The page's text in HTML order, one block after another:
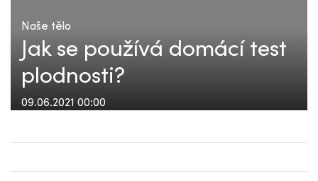
Naše tělo
Jak se používá domácí test
plodnosti?
09.06.2021 00:00